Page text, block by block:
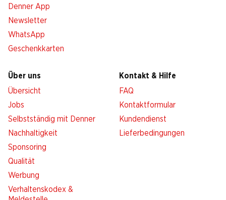
Denner App
Newsletter
WhatsApp
Geschenkkarten
Über uns
Übersicht
Jobs
Selbstständig mit Denner
Nachhaltigkeit
Sponsoring
Qualität
Werbung
Verhaltenskodex &
Kontakt & Hilfe
FAQ
Kontaktformular
Kundendienst
Lieferbedingungen